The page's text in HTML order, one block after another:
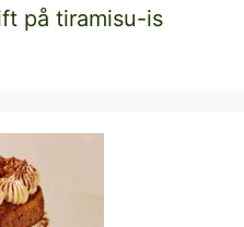
på tiramisu-is